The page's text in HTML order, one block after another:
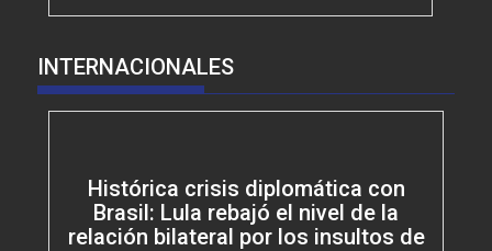
INTERNACIONALES
Histórica crisis diplomática con
Brasil: Lula rebajó el nivel de la
relación bilateral por los insultos de